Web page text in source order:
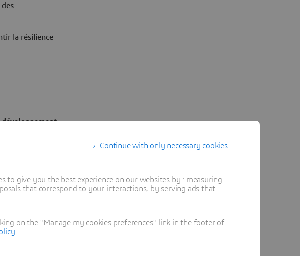
des
la résilience
Continue with only necessary cookies
to give you the best experience on our websites by : measuring
that correspond to your interactions, by serving ads that
on the "Manage my cookies preferences" link in the footer of